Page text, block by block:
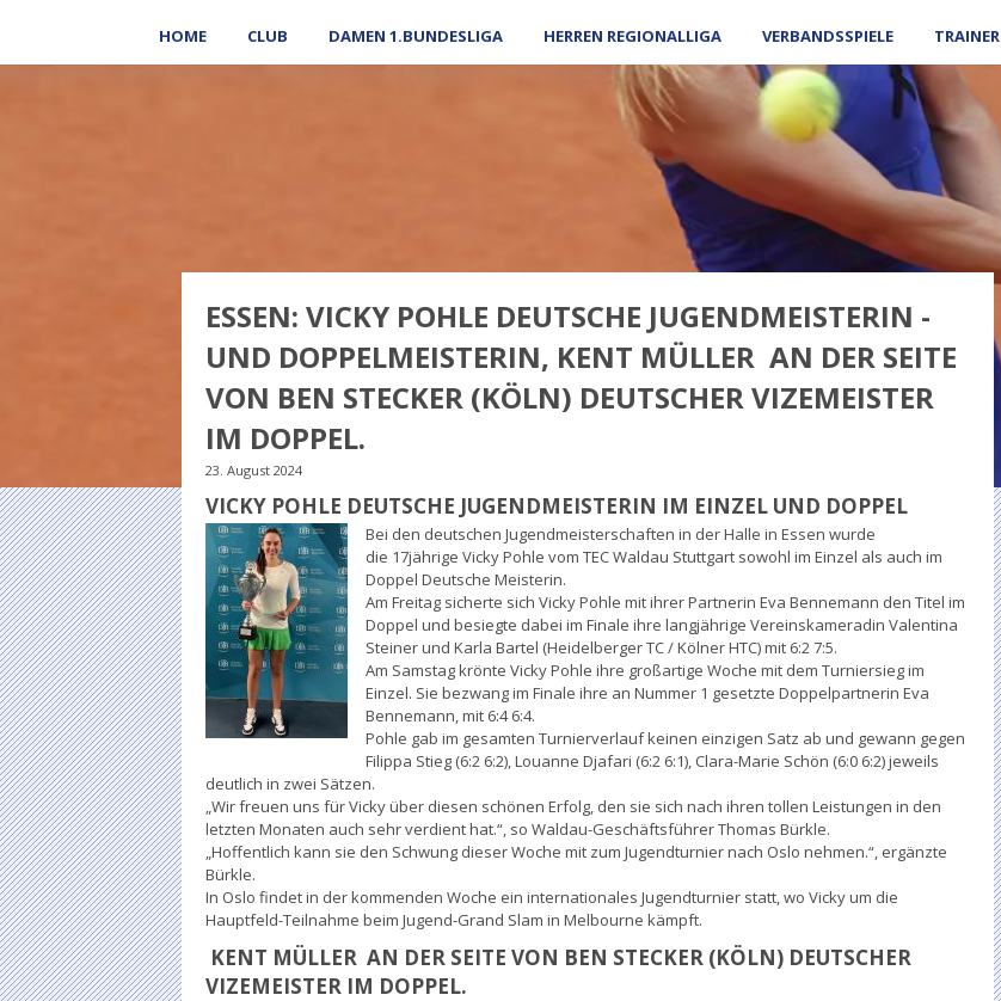
HOME CLUB DAMEN 1.BUNDESLIGA HERREN REGIONALLIGA VERBANDSSPIELE TRAINER
ESSEN: VICKY POHLE DEUTSCHE JUGENDMEISTERIN -
UND DOPPELMEISTERIN, KENT MÜLLER AN DER SEITE
VON BEN STECKER (KÖLN) DEUTSCHER VIZEMEISTER
IM DOPPEL.
23. August 2024
VICKY POHLE DEUTSCHE JUGENDMEISTERIN IM EINZEL UND DOPPEL
Bei den deutschen Jugendmeisterschaften in der Halle in Essen wurde
die 17jährige Vicky Pohle vom TEC Waldau Stuttgart sowohl im Einzel als auch im
Doppel Deutsche Meisterin.
Am Freitag sicherte sich Vicky Pohle mit ihrer Partnerin Eva Bennemann den Titel im
Doppel und besiegte dabei im Finale ihre langjährige Vereinskameradin Valentina
Steiner und Karla Bartel (Heidelberger TC / Kölner HTC) mit 6:2 7:5.
Am Samstag krönte Vicky Pohle ihre großartige Woche mit dem Turniersieg im
Einzel. Sie bezwang im Finale ihre an Nummer 1 gesetzte Doppelpartnerin Eva
Bennemann, mit 6:4 6:4.
Pohle gab im gesamten Turnierverlauf keinen einzigen Satz ab und gewann gegen
Filippa Stieg (6:2 6:2), Louanne Djafari (6:2 6:1), Clara-Marie Schön (6:0 6:2) jeweils
deutlich in zwei Sätzen.
„Wir freuen uns für Vicky über diesen schönen Erfolg, den sie sich nach ihren tollen Leistungen in den
letzten Monaten auch sehr verdient hat.“, so Waldau-Geschäftsführer Thomas Bürkle.
„Hoffentlich kann sie den Schwung dieser Woche mit zum Jugendturnier nach Oslo nehmen.“, ergänzte
Bürkle.
In Oslo findet in der kommenden Woche ein internationales Jugendturnier statt, wo Vicky um die
Hauptfeld-Teilnahme beim Jugend-Grand Slam in Melbourne kämpft.
KENT MÜLLER AN DER SEITE VON BEN STECKER (KÖLN) DEUTSCHER
VIZEMEISTER IM DOPPEL.